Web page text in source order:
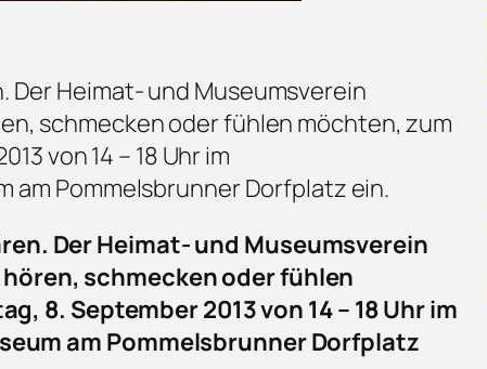
Der Heimat- und Museumsverein
schmecken oder fühlen möchten, zum
von 14 – 18 Uhr im
Pommelsbrunner Dorfplatz ein.
Der Heimat- und Museumsverein
schmecken oder fühlen
8. September 2013 von 14 – 18 Uhr im
am Pommelsbrunner Dorfplatz